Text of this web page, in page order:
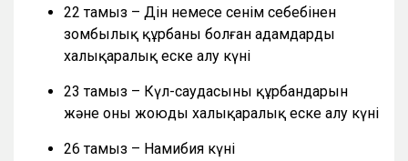
22 тамыз – Дін немесе сенім себебінен
зомбылық құрбаны болған адамдарды
халықаралық еске алу күні
23 тамыз – Күл-саудасының құрбандарын
және оны жоюды халықаралық еске алу күні
26 тамыз – Намибия күні